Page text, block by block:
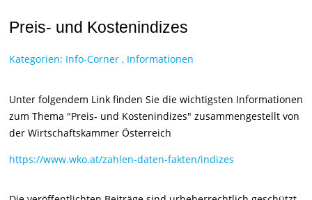
Preis- und Kostenindizes
Kategorien: Info-Corner , Informationen
Unter folgendem Link finden Sie die wichtigsten Informationen
zum Thema "Preis- und Kostenindizes" zusammengestellt von
der Wirtschaftskammer Österreich
https://www.wko.at/zahlen-daten-fakten/indizes